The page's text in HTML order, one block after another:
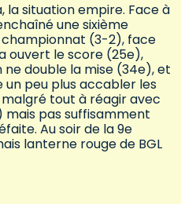
la situation empire. Face à
une sixième
(3-2), face
ouvert le score (25e),
double la mise (34e), et
un peu plus accabler les
malgré tout à réagir avec
mais pas suffisamment
Au soir de la 9e
lanterne rouge de BGL